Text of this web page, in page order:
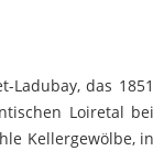
Ladubay, das 1851
Loiretal bei
Kellergewölbe, in